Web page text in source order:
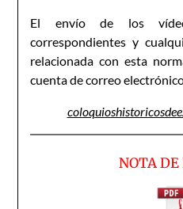
El envío de los
correspondientes y
relacionada con esta
cuenta de correo
NOTA DE